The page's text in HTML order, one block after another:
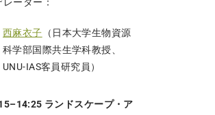
西麻衣子 （日本大学生物資源
科学部国際共生学科教授、
UNU-IAS客員研究員）
ランドスケープ・ア